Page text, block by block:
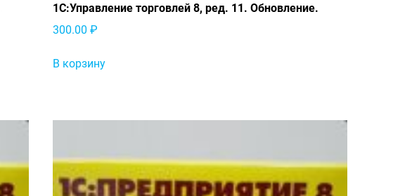
1С:Управление торговлей 8, ред. 11. Обновление.
300.00₽
В корзину